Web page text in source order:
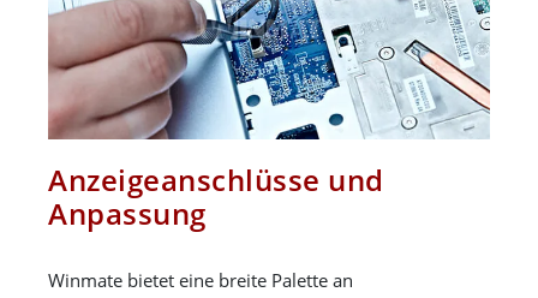
Anzeigeanschlüsse und
Anpassung
Winmate bietet eine breite Palette an